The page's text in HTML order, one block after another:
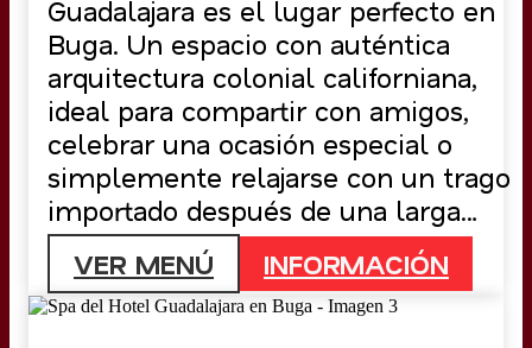
Guadalajara es el lugar perfecto en
Buga. Un espacio con auténtica
arquitectura colonial californiana,
ideal para compartir con amigos,
celebrar una ocasión especial o
simplemente relajarse con un trago
importado después de una larga
jornada de trabajo. Disfruta de
entrada libre, parqueadero gratuito,
variada carta de cócteles, licores
VER MENÚ INFORMACIÓN